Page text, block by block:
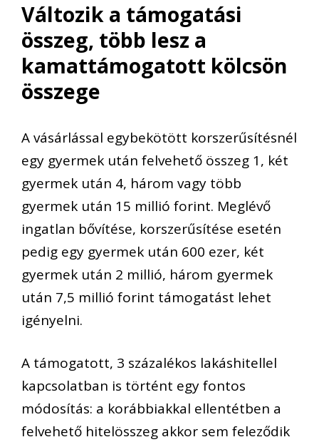
Változik a támogatási
összeg, több lesz a
kamattámogatott kölcsön
összege
A vásárlással egybekötött korszerűsítésnél
egy gyermek után felvehető összeg 1, két
gyermek után 4, három vagy több
gyermek után 15 millió forint. Meglévő
ingatlan bővítése, korszerűsítése esetén
pedig egy gyermek után 600 ezer, két
gyermek után 2 millió, három gyermek
után 7,5 millió forint támogatást lehet
igényelni.
A támogatott, 3 százalékos lakáshitellel
kapcsolatban is történt egy fontos
módosítás: a korábbiakkal ellentétben a
felvehető hitelösszeg akkor sem feleződik